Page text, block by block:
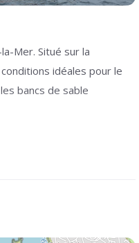
Mer. Situé sur la
idéales pour le
bancs de sable